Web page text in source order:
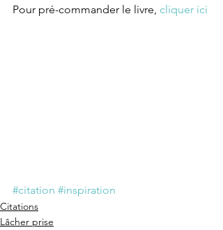
Pour pré-commander le livre, cliquer ici
#citation #inspiration
Citations
Lâcher prise